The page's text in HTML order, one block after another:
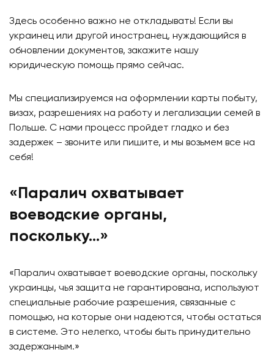
Здесь особенно важно не откладывать! Если вы
украинец или другой иностранец, нуждающийся в
обновлении документов, закажите нашу
юридическую помощь прямо сейчас.
Мы специализируемся на оформлении карты побыту,
визах, разрешениях на работу и легализации семей в
Польше. С нами процесс пройдет гладко и без
задержек – звоните или пишите, и мы возьмем все на
себя!
«Паралич охватывает
воеводские органы,
поскольку…»
«Паралич охватывает воеводские органы, поскольку
украинцы, чья защита не гарантирована, используют
специальные рабочие разрешения, связанные с
помощью, на которые они надеются, чтобы остаться
в системе. Это нелегко, чтобы быть принудительно
задержанным.»